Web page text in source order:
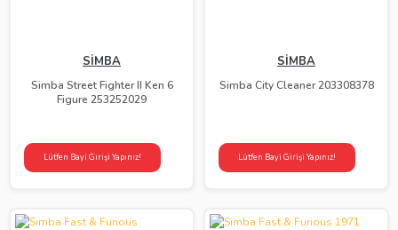
SİMBA
Simba Street Fighter II Ken 6
Figure 253252029
Lütfen Bayi Girişi Yapınız!
SİMBA
Simba City Cleaner 203308378
Lütfen Bayi Girişi Yapınız!